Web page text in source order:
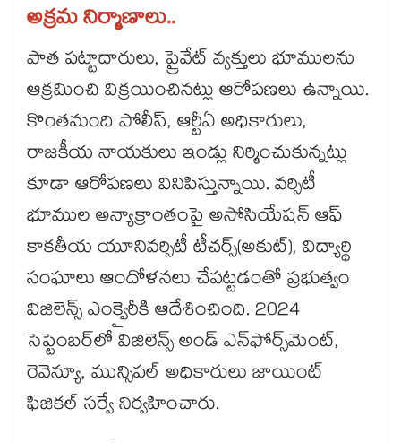
అక్రమ నిర్మాణాలు..
పాత పట్టాదారులు, ప్రైవేట్ వ్యక్తులు భూములను
ఆక్రమించి విక్రయించినట్లు ఆరోపణలు ఉన్నాయి.
కొంతమంది పోలీస్, ఆర్టీఏ అధికారులు,
రాజకీయ నాయకులు ఇండ్లు నిర్మించుకున్నట్లు
కూడా ఆరోపణలు వినిపిస్తున్నాయి. వర్సిటీ
భూముల అన్యాక్రాంతంపై అసోసియేషన్ ఆఫ్
కాకతీయ యూనివర్సిటీ టీచర్స్(అకుట్), విద్యార్థి
సంఘాలు ఆందోళనలు చేపట్టడంతో ప్రభుత్వం
విజిలెన్స్ ఎంక్వైరీకి ఆదేశించింది. 2024
సెప్టెంబర్‌‌‌‌‌‌‌‌లో విజిలెన్స్ అండ్ ఎన్‌‌‌‌‌‌‌‌ఫోర్స్​మెంట్,
రెవెన్యూ, మున్సిపల్ అధికారులు జాయింట్
ఫిజికల్ సర్వే నిర్వహించారు.